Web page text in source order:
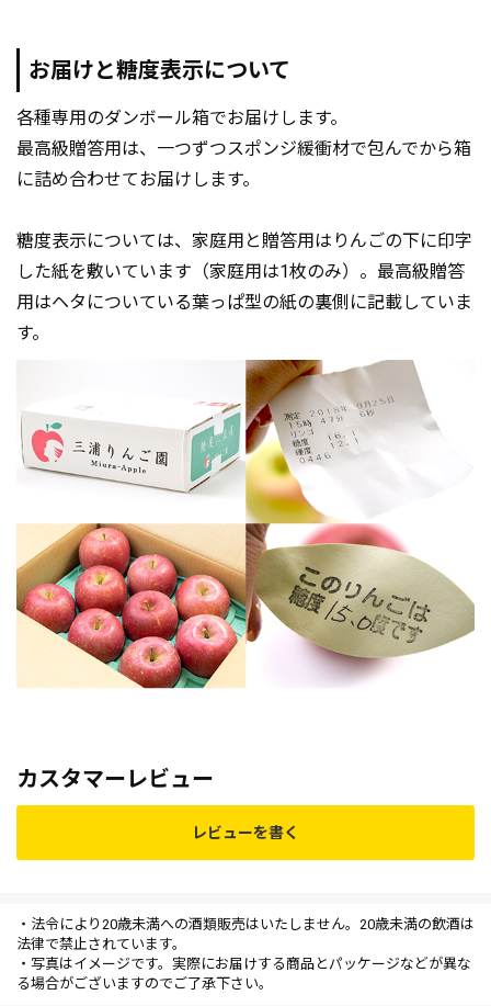
お届けと糖度表示について
各種専用のダンボール箱でお届けします。
最高級贈答用は、一つずつスポンジ緩衝材で包んでから箱
に詰め合わせてお届けします。
糖度表示については、家庭用と贈答用はりんごの下に印字
した紙を敷いています（家庭用は1枚のみ）。最高級贈答
用はヘタについている葉っぱ型の紙の裏側に記載していま
す。
カスタマーレビュー
レビューを書く
・法令により20歳未満への酒類販売はいたしません。20歳未満の飲酒は
法律で禁止されています。
・写真はイメージです。実際にお届けする商品とパッケージなどが異な
る場合がございますのでご了承下さい。